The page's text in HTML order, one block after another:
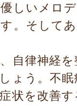
しいメロ
。そして
自律神経
ょう。不
状を改善